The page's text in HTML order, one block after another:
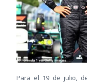
Para el 19 de julio,